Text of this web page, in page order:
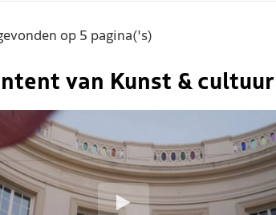
op 5 pagina('s)
van Kunst & cultuur